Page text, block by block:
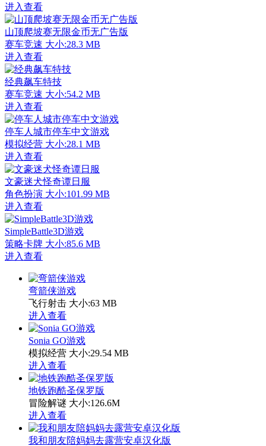
进入查看
山顶爬坡赛无限金币无广告版
赛车竞速 大小:28.3 MB
进入查看
经典飙车特技
赛车竞速 大小:54.2 MB
进入查看
停车人城市停车中文游戏
模拟经营 大小:28.1 MB
进入查看
文豪迷犬怪奇谭日服
角色扮演 大小:101.99 MB
进入查看
SimpleBattle3D游戏
策略卡牌 大小:85.6 MB
进入查看
弯箭侠游戏
飞行射击 大小:63 MB
进入查看
Sonia GO游戏
模拟经营 大小:29.54 MB
进入查看
地铁跑酷圣保罗版
冒险解谜 大小:126.6M
进入查看
我和朋友陪妈妈去露营安卓汉化版